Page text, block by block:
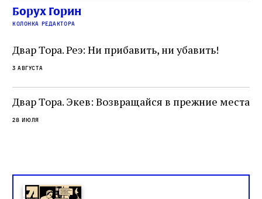
убеждённый в необходимости исправления, и
читатель, воспринимающий исправление как
не просто покровитель переводчиков,
окружённый книгами. Перед нами человек,
одно решение которого вызвало возмущение
целой общины и стало частью многовекового
спора о том, кому принадлежит последнее
слово в переводе Библии
Борух Горин
колонка редактора
Двар Тора. Реэ: Ни прибавить, ни убавить!
3 августа
Двар Тора. Экев: Возвращайся в прежние места
28 июля